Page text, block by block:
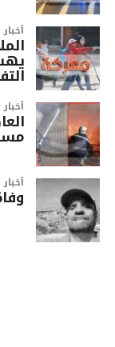
أخبار
أخبار
أخبار